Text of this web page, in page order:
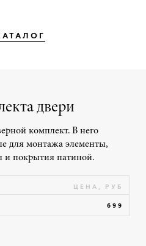
двери
комплект. В него
для монтажа элементы,
и покрытия патиной.
ЦЕНА, РУБ
699